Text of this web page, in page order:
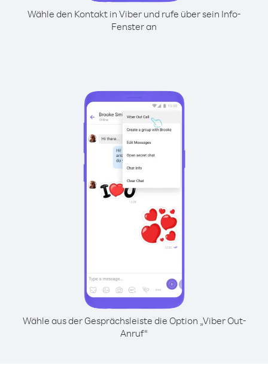
Wähle den Kontakt in Viber und rufe über sein Info-
Fenster an
Wähle aus der Gesprächsleiste die Option „Viber Out-
Anruf“